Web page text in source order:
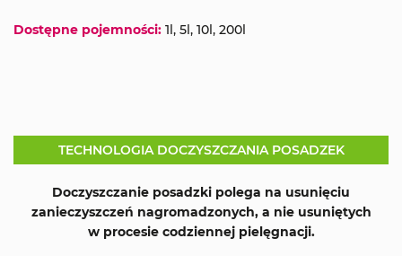
Dostępne pojemności: 1l, 5l, 10l, 200l
TECHNOLOGIA DOCZYSZCZANIA POSADZEK
Doczyszczanie posadzki polega na usunięciu
zanieczyszczeń nagromadzonych, a nie usuniętych
w procesie codziennej pielęgnacji.